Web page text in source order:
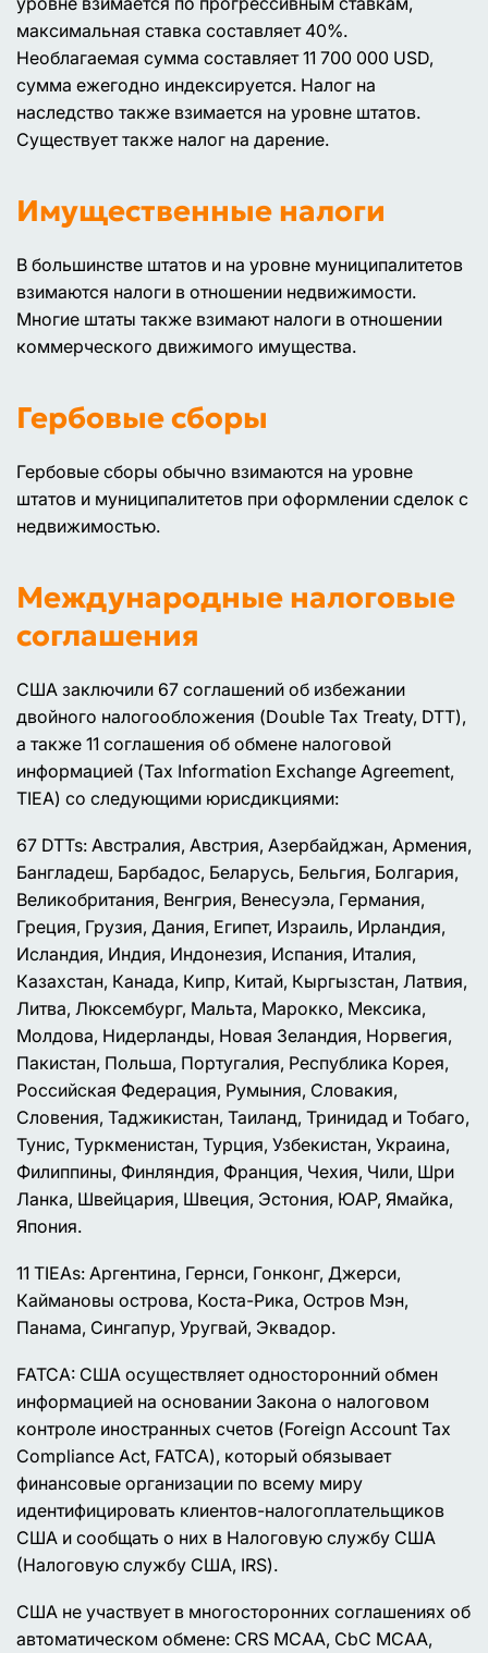
максимальная ставка составляет 40%.
Необлагаемая сумма составляет 11 700 000 USD,
сумма ежегодно индексируется. Налог на
наследство также взимается на уровне штатов.
Существует также налог на дарение.
Имущественные налоги
В большинстве штатов и на уровне муниципалитетов
взимаются налоги в отношении недвижимости.
Многие штаты также взимают налоги в отношении
коммерческого движимого имущества.
Гербовые сборы
Гербовые сборы обычно взимаются на уровне
штатов и муниципалитетов при оформлении сделок с
недвижимостью.
Международные налоговые
соглашения
США заключили 67 соглашений об избежании
двойного налогообложения (Double Tax Treaty, DTT),
а также 11 соглашения об обмене налоговой
информацией (Tax Information Exchange Agreement,
TIEA) со следующими юрисдикциями:
67 DTTs: Австралия, Австрия, Азербайджан, Армения,
Бангладеш, Барбадос, Беларусь, Бельгия, Болгария,
Великобритания, Венгрия, Венесуэла, Германия,
Греция, Грузия, Дания, Египет, Израиль, Ирландия,
Исландия, Индия, Индонезия, Испания, Италия,
Казахстан, Канада, Кипр, Китай, Кыргызстан, Латвия,
Литва, Люксембург, Мальта, Марокко, Мексика,
Молдова, Нидерланды, Новая Зеландия, Норвегия,
Пакистан, Польша, Португалия, Республика Корея,
Российская Федерация, Румыния, Словакия,
Словения, Таджикистан, Таиланд, Тринидад и Тобаго,
Тунис, Туркменистан, Турция, Узбекистан, Украина,
Филиппины, Финляндия, Франция, Чехия, Чили, Шри
Ланка, Швейцария, Швеция, Эстония, ЮАР, Ямайка,
Япония.
11 TIEAs: Аргентина, Гернси, Гонконг, Джерси,
Каймановы острова, Коста-Рика, Остров Мэн,
Панама, Сингапур, Уругвай, Эквадор.
FATCA: США осуществляет односторонний обмен
информацией на основании Закона о налоговом
контроле иностранных счетов (Foreign Account Tax
Compliance Act, FATCA), который обязывает
финансовые организации по всему миру
идентифицировать клиентов-налогоплательщиков
США и сообщать о них в Налоговую службу США
(Налоговую службу США, IRS).
США не участвует в многосторонних соглашениях об
автоматическом обмене: CRS MCAA, CbC MCAA,